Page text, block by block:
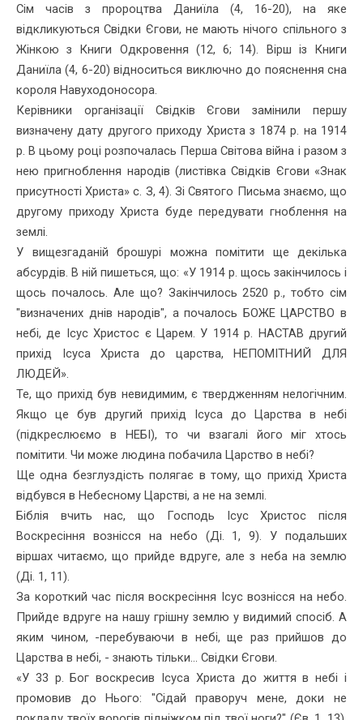
Сім часів з пророцтва Даниїла (4, 16-20), на яке
відкликуються Свідки Єгови, не мають нічого спільного з
Жінкою з Книги Одкро­вення (12, 6; 14). Вірш із Книги
Даниїла (4, 6-20) відноситься виключ­но до пояснення сна
короля Навуходоносора.
Керівники організації Свідків Єгови замінили першу
визначену дату другого приходу Христа з 1874 р. на 1914
р. В цьому році розпо­чалась Перша Світова війна і разом з
нею пригноблення народів (листівка Свідків Єгови «Знак
присутності Христа» с. З, 4). Зі Свя­того Письма знаємо, що
другому приходу Христа буде передувати гноблення на
землі.
У вищезгаданій брошурі можна помітити ще декілька
абсурдів. В ній пишеться, що: «У 1914 р. щось закінчилось і
щось почалось. Але що? Закінчилось 2520 р., тобто сім
"визначених днів народів", а поча­лось БОЖЕ ЦАРСТВО в
небі, де Ісус Христос є Царем. У 1914 р. НАСТАВ другий
прихід Ісуса Христа до царства, НЕПОМІТНИЙ ДЛЯ
ЛЮДЕЙ».
Те, що прихід був невидимим, є твердженням нелогічним.
Якщо це був другий прихід Ісуса до Царства в небі
(підкреслюємо в НЕБІ), то чи взагалі його міг хтось
помітити. Чи може людина побачила Царство в небі?
Ще одна безглуздість полягає в тому, що прихід Христа
відбувся в Небесному Царстві, а не на землі.
Біблія вчить нас, що Господь Ісус Христос після
Воскресіння вознісся на небо (Ді. 1, 9). У подальших
віршах читаємо, що прийде вдруге, але з неба на землю
(Ді. 1, 11).
За короткий час після воскресіння Ісус вознісся на небо.
Прийде вдруге на нашу грішну землю у видимий спосіб. А
яким чином, -пере­буваючи в небі, ще раз прийшов до
Царства в небі, - знають тільки... Свідки Єгови.
«У 33 р. Бог воскресив Ісуса Христа до життя в небі і
промовив до Нього: "Сідай праворуч мене, доки не